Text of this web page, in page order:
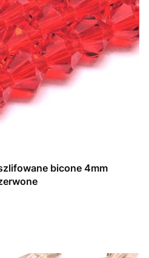
bicone 4mm